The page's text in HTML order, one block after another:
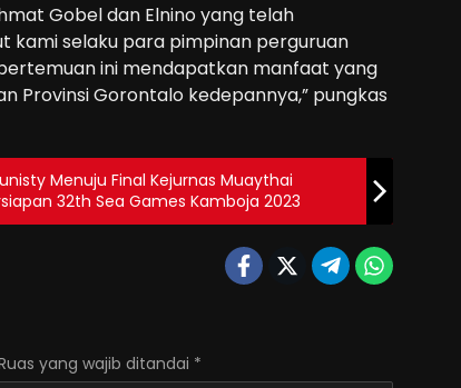
Gobel dan Elnino yang telah
kami selaku para pimpinan perguruan
ini mendapatkan manfaat yang
Provinsi Gorontalo kedepannya,” pungkas
Menuju Final Kejurnas Muaythai
32th Sea Games Kamboja 2023
yang wajib ditandai *